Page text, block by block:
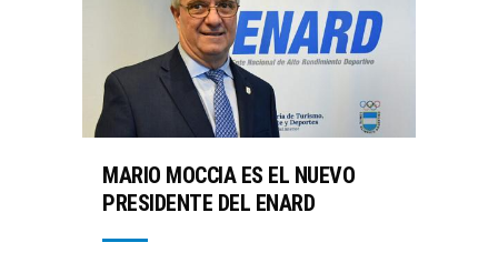
MARIO MOCCIA ES EL NUEVO
PRESIDENTE DEL ENARD